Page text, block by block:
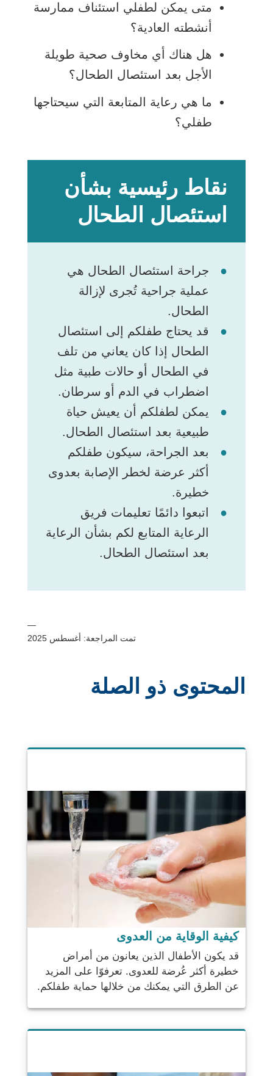
متى يمكن لطفلي استئناف ممارسة
أنشطته العادية؟
هل هناك أي مخاوف صحية طويلة
الأجل بعد استئصال الطحال؟
ما هي رعاية المتابعة التي سيحتاجها
طفلي؟
نقاط رئيسية بشأن
استئصال الطحال
جراحة استئصال الطحال هي
عملية جراحية تُجرى لإزالة
الطحال.
قد يحتاج طفلكم إلى استئصال
الطحال إذا كان يعاني من تلف
في الطحال أو حالات طبية مثل
اضطراب في الدم أو سرطان.
يمكن لطفلكم أن يعيش حياة
طبيعية بعد استئصال الطحال.
بعد الجراحة، سيكون طفلكم
أكثر عرضة لخطر الإصابة بعدوى
خطيرة.
اتبعوا دائمًا تعليمات فريق
الرعاية المتابع لكم بشأن الرعاية
بعد استئصال الطحال.
—
تمت المراجعة: أغسطس 2025
المحتوى ذو الصلة
كيفية الوقاية من العدوى
قد يكون الأطفال الذين يعانون من أمراض
خطيرة أكثر عُرضة للعدوى. تعرفوّا على المزيد
عن الطرق التي يمكنك من خلالها حماية طفلكم.